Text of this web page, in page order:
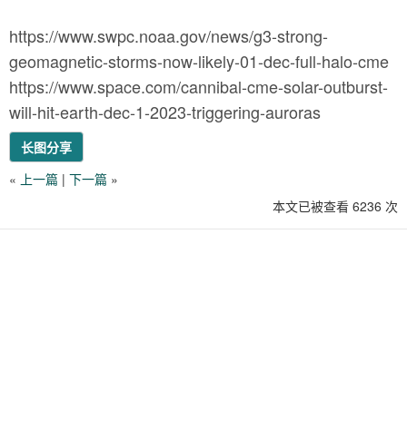
https://www.swpc.noaa.gov/news/g3-strong-
geomagnetic-storms-now-likely-01-dec-full-halo-cme
https://www.space.com/cannibal-cme-solar-outburst-
will-hit-earth-dec-1-2023-triggering-auroras
长图分享
« 上一篇 | 下一篇 »
本文已被查看 6236 次